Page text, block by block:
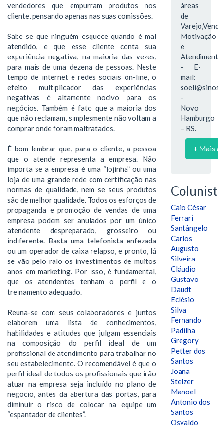
vendedores que empurram produtos nos
cliente, pensando apenas nas suas comissões.
Sabe-se que ninguém esquece quando é mal
atendido, e que esse cliente conta sua
experiência negativa, na maioria das vezes,
para mais de uma dezena de pessoas. Neste
tempo de internet e redes sociais on-line, o
efeito multiplicador das experiências
negativas é altamente nocivo para os
negócios. Também é fato que a maioria dos
que não reclamam, simplesmente não voltam a
comprar onde foram maltratados.
É bom lembrar que, para o cliente, a pessoa
que o atende representa a empresa. Não
importa se a empresa é uma “lojinha” ou uma
loja de uma grande rede com certificação nas
normas de qualidade, nem se seus produtos
são de melhor qualidade. Todos os esforços de
propaganda e promoção de vendas de uma
empresa podem ser anulados por um único
atendente despreparado, grosseiro ou
indiferente. Basta uma telefonista enfezada
ou um operador de caixa relapso, e pronto, lá
se vão pelo ralo os investimentos de muitos
anos em marketing. Por isso, é fundamental,
que os atendentes tenham o perfil e o
treinamento adequado.
Reúna-se com seus colaboradores e juntos
elaborem uma lista de conhecimentos,
habilidades e atitudes que julgam essenciais
na composição do perfil ideal de um
profissional de atendimento para trabalhar no
seu estabelecimento. O recomendável é que o
perfil ideal de todos os profissionais que irão
atuar na empresa seja incluído no plano de
negócio, antes da abertura das portas, para
diminuir o risco de colocar na equipe um
“espantador de clientes”.
áreas
de
Motivação
e
- E-
mail:
-
Novo
Hamburgo
– RS.
+ Mais
Caio César
Ferrari
Santângelo
Carlos
Augusto
Silveira
Cláudio
Gustavo
Daudt
Eclésio
Silva
Fernando
Padilha
Gregory
Petter dos
Santos
Joana
Stelzer
Manoel
Antonio dos
Santos
Osvaldo